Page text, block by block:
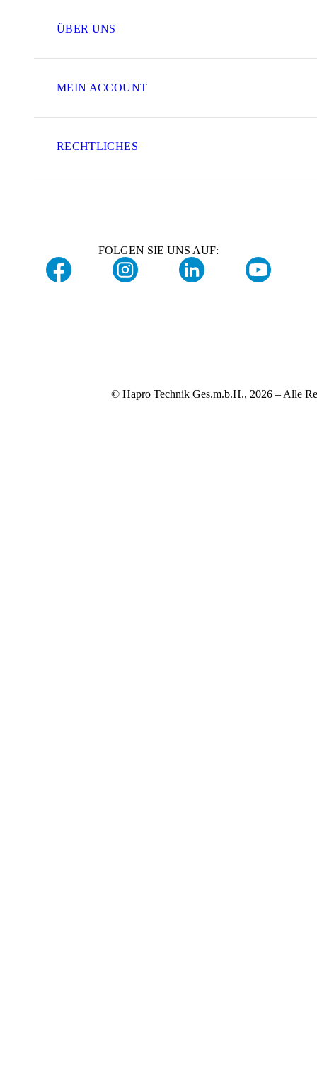
ÜBER UNS
MEIN ACCOUNT
RECHTLICHES
FOLGEN SIE UNS AUF:
© Hapro Technik Ges.m.b.H., 2026 – Alle